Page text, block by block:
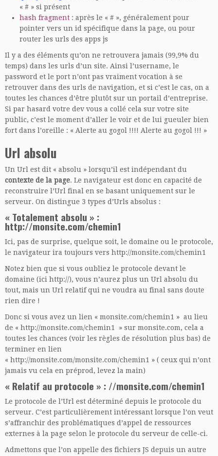
« # » si présent
hash fragment : après le « # », généralement pour
pointer vers un id spécifique dans la page, ou pour
router les urls des apps js
Il y a des éléments qu’on ne retrouvera jamais (99,9% du
temps) dans les urls d’un site. Ainsi l’username, le
password et le port n’ont pas vraiment vocation à se
retrouver dans des urls de navigation, et si c’est le cas, on a
toutes les chances d’être plutôt sur un portail d’entreprise.
Si par hasard votre dev vous a collé cela sur votre site
public, c’est le moment d’aller le voir et de lui gueuler bien
fort dans l’oreille : « Alerte au gogol !!!! Alerte au gogol !!! »
Url absolu
Un Url est dit « absolu » lorsqu’il est indépendant du
contexte de la page. Le navigateur est donc en capacité de
reconstruire l’Url final en se basant uniquement sur le
serveur. On distingue 3 types d’Urls absolus :
« Totalement absolu » :
http://monsite.com/chemin1
Ici, pas de surprise, quelque soit, le domaine ou le protocole,
le navigateur ira toujours vers http://monsite.com/chemin1
Notez bien que si vous oubliez le protocole devant le
domaine (ici http://), vous n’aurez plus un Url absolu du
tout, mais un Url relatif qui ne voudra au final sans doute
rien dire !
Donc si vous avez un lien « monsite.com/chemin1 » au lieu
de « http://monsite.com/chemin1 » sur monsite.com, cela a
toutes les chances (voir les règles de résolution plus bas) de
terminer en lien
« http://monsite.com/monsite.com/chemin1 » ( ceux qui n’ont
jamais vu cela en préprod, levez la main)
« Relatif au protocole » : //monsite.com/chemin1
Le protocole de l’Url est déterminé depuis le protocole du
serveur. C’est particulièrement intéressant lorsque l’on veut
s’affranchir des problématiques d’appel de ressources
externes à la page selon le protocole du serveur de celle-ci.
Admettons que l’on appelle des fichiers JS depuis un autre